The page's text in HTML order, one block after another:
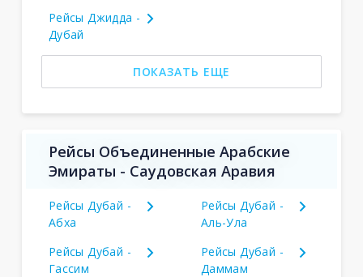
Рейсы Джидда -
Дубай
ПОКАЗАТЬ ЕЩЕ
Рейсы Объединенные Арабские
Эмираты - Саудовская Аравия
Рейсы Дубай -
Абха
Рейсы Дубай -
Аль-Ула
Рейсы Дубай -
Гассим
Рейсы Дубай -
Даммам